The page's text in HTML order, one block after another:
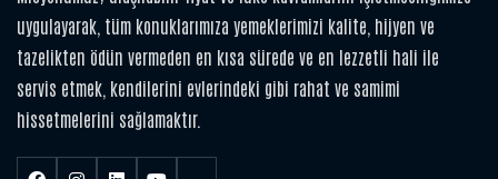
uygulayarak, tüm konuklarımıza yemeklerimizi kalite, hijyen ve
tazelikten ödün vermeden en kısa sürede ve en lezzetli hali ile
servis etmek, kendilerini evlerindeki gibi rahat ve samimi
hissetmelerini sağlamaktır.